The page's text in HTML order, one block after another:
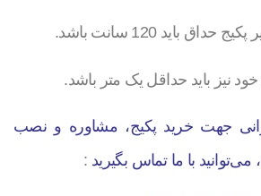
باید 120 سانت باشد.
نیز باید حداقل یک متر باشد.
جهت خرید پکیج، مشاوره و نصب
می‌توانید با ما تماس بگیرید :